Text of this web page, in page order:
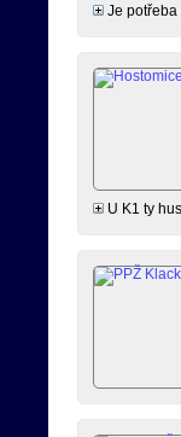
Je potřeba
U K1 ty